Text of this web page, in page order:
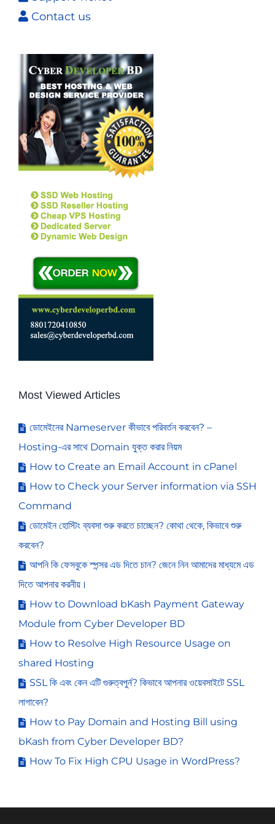
Contact us
Most Viewed Articles
ডোমেইনের Nameserver কীভাবে পরিবর্তন করবেন? –
Hosting-এর সাথে Domain যুক্ত করার নিয়ম
How to Create an Email Account in cPanel
How to Check your Server information via SSH
Command
ডোমেইন হোস্টিং ব্যবসা শুরু করতে চাচ্ছেন? কোথা থেকে, কিভাবে শুরু
করবেন?
আপনি কি ফেসবুকে স্পন্সর এড দিতে চান? জেনে নিন আমাদের মাধ্যমে এড
দিতে আপনার করনীয়।
How to Download bKash Payment Gateway
Module from Cyber Developer BD
How to Resolve High Resource Usage on
shared Hosting
SSL কি এবং কেন এটি গুরুত্বপুর্ন? কিভাবে আপনার ওয়েবসাইটে SSL
লাগাবেন?
How to Pay Domain and Hosting Bill using
bKash from Cyber Developer BD?
How To Fix High CPU Usage in WordPress?